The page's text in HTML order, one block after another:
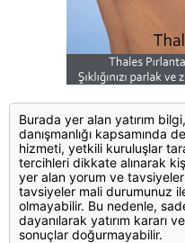
Burada yer alan yatırım
danışmanlığı kapsamında
hizmeti, yetkili kuruluşlar
tercihleri dikkate alınarak
yer alan yorum ve
tavsiyeler mali durumunuz
olmayabilir. Bu nedenle,
dayanılarak yatırım kararı
sonuçlar doğurmayabilir.